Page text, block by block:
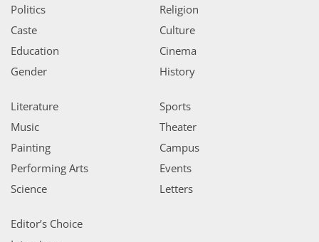
Politics
Caste
Education
Gender
Religion
Culture
Cinema
History
Literature
Music
Painting
Performing Arts
Science
Sports
Theater
Campus
Events
Letters
Editor’s Choice